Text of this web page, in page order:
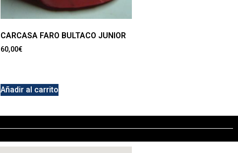
CARCASA FARO BULTACO JUNIOR
60,00€
Añadir al carrito